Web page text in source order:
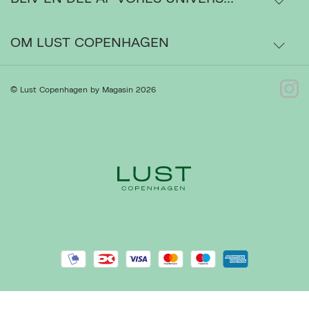
Ordrestatus
Gå til Kundeservice
Privatlivspolitik
Cookiepolitik
OM LUST COPENHAGEN
Om os
© Lust Copenhagen by Magasin 2026